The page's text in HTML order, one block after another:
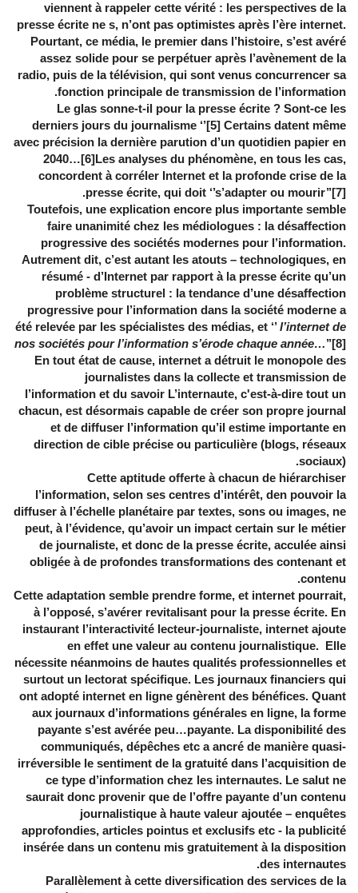
viennent à rappeler cette vérité : les perspectives de la
presse écrite ne s, n’ont pas optimistes après l’ère internet.
Pourtant, ce média, le premier dans l’histoire, s’est avéré
assez solide pour se perpétuer après l’avènement de la
radio, puis de la télévision, qui sont venus concurrencer sa
fonction principale de transmission de l’information.
Le glas sonne-t-il pour la presse écrite ? Sont-ce les
derniers jours du journalisme ‘’[5] Certains datent même
avec précision la dernière parution d’un quotidien papier en
2040…[6]Les analyses du phénomène, en tous les cas,
concordent à corréler Internet et la profonde crise de la
presse écrite, qui doit ‘’s’adapter ou mourir’’[7].
Toutefois, une explication encore plus importante semble
faire unanimité chez les médiologues : la désaffection
progressive des sociétés modernes pour l’information.
Autrement dit, c’est autant les atouts – technologiques, en
résumé - d’Internet par rapport à la presse écrite qu’un
problème structurel : la tendance d’une désaffection
progressive pour l’information dans la société moderne a
été relevée par les spécialistes des médias, et ‘’l’internet de
nos sociétés pour l’information s’érode chaque année…’’[8]
En tout état de cause, internet a détruit le monopole des
journalistes dans la collecte et transmission de
l’information et du savoir L’internaute, c'est-à-dire tout un
chacun, est désormais capable de créer son propre journal
et de diffuser l’information qu’il estime importante en
direction de cible précise ou particulière (blogs, réseaux
sociaux).
Cette aptitude offerte à chacun de hiérarchiser
l’information, selon ses centres d’intérêt, den pouvoir la
diffuser à l’échelle planétaire par textes, sons ou images, ne
peut, à l’évidence, qu’avoir un impact certain sur le métier
de journaliste, et donc de la presse écrite, acculée ainsi
obligée à de profondes transformations des contenant et
contenu.
Cette adaptation semble prendre forme, et internet pourrait,
à l’opposé, s’avérer revitalisant pour la presse écrite. En
instaurant l’interactivité lecteur-journaliste, internet ajoute
en effet une valeur au contenu journalistique. Elle
nécessite néanmoins de hautes qualités professionnelles et
surtout un lectorat spécifique. Les journaux financiers qui
ont adopté internet en ligne génèrent des bénéfices. Quant
aux journaux d’informations générales en ligne, la forme
payante s’est avérée peu…payante. La disponibilité des
communiqués, dépêches etc a ancré de manière quasi-
irréversible le sentiment de la gratuité dans l’acquisition de
ce type d’information chez les internautes. Le salut ne
saurait donc provenir que de l’offre payante d’un contenu
journalistique à haute valeur ajoutée – enquêtes
approfondies, articles pointus et exclusifs etc - la publicité
insérée dans un contenu mis gratuitement à la disposition
des internautes.
Parallèlement à cette diversification des services de la